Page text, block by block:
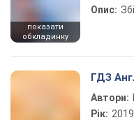
показати
обкладинку
Опис:
ГДЗ
Автори:
Рік: 2019